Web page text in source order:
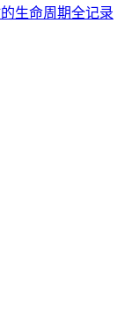
生命周期全记录